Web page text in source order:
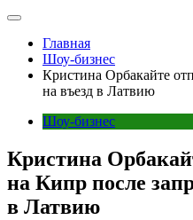
Главная
Шоу-бизнес
Кристина Орбакайте
на въезд в Латвию
Шоу-бизнес
Кристина
на Кипр после
в Латвию